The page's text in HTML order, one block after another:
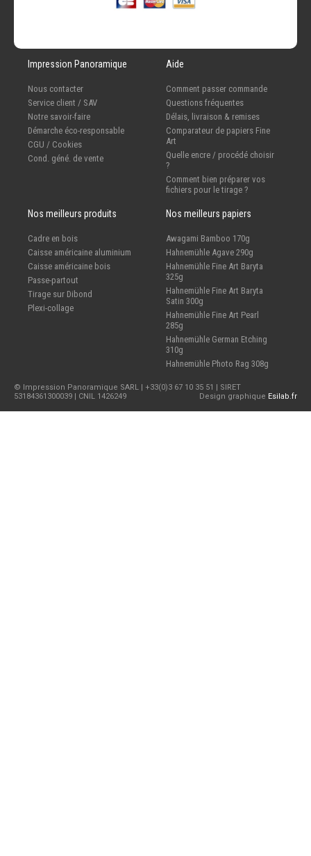
Impression Panoramique
Nous contacter
Service client / SAV
Notre savoir-faire
Démarche éco-responsable
CGU / Cookies
Cond. géné. de vente
Aide
Comment passer commande
Questions fréquentes
Délais, livraison & remises
Comparateur de papiers Fine
Art
Quelle encre / procédé choisir
?
Comment bien préparer vos
fichiers pour le tirage ?
Nos meilleurs produits
Cadre en bois
Caisse américaine aluminium
Caisse américaine bois
Passe-partout
Tirage sur Dibond
Plexi-collage
Nos meilleurs papiers
Awagami Bamboo 170g
Hahnemühle Agave 290g
Hahnemühle Fine Art Baryta
325g
Hahnemühle Fine Art Baryta
Satin 300g
Hahnemühle Fine Art Pearl
285g
Hahnemühle German Etching
310g
Hahnemühle Photo Rag 308g
© Impression Panoramique SARL | +33(0)3 67 10 35 51 | SIRET
53184361300039 | CNIL 1426249
Design graphique Esilab.fr